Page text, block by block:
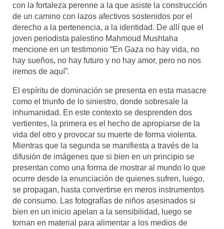
con la fortaleza perenne a la que asiste la construcción
de un camino con lazos afectivos sostenidos por el
derecho a la pertenencia, a la identidad. De allí que el
joven periodista palestino Mahmoud Mushtaha
mencione en un testimonio “En Gaza no hay vida, no
hay sueños, no hay futuro y no hay amor, pero no nos
iremos de aquí”.
El espíritu de dominación se presenta en esta masacre
como el triunfo de lo siniestro, donde sobresale la
inhumanidad. En este contexto se desprenden dos
vertientes, la primera es el hecho de apropiarse de la
vida del otro y provocar su muerte de forma violenta.
Mientras que la segunda se manifiesta a través de la
difusión de imágenes que si bien en un principio se
presentan como una forma de mostrar al mundo lo que
ocurre desde la enunciación de quienes sufren, luego,
se propagan, hasta convertirse en meros instrumentos
de consumo. Las fotografías de niños asesinados si
bien en un inicio apelan a la sensibilidad, luego se
tornan en material para alimentar a los medios de